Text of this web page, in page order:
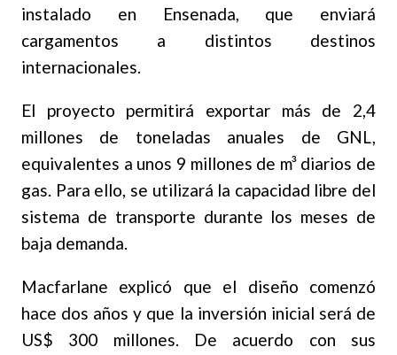
instalado en Ensenada, que enviará
cargamentos a distintos destinos
internacionales.
El proyecto permitirá exportar más de 2,4
millones de toneladas anuales de GNL,
equivalentes a unos 9 millones de m³ diarios de
gas. Para ello, se utilizará la capacidad libre del
sistema de transporte durante los meses de
baja demanda.
Macfarlane explicó que el diseño comenzó
hace dos años y que la inversión inicial será de
US$ 300 millones. De acuerdo con sus